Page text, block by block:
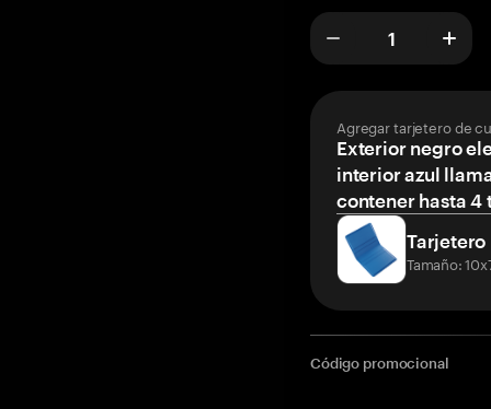
Agregar tarjetero de
Exterior negro
interior azul
contener hasta 4
Tarjetero
Tamaño:
Código promocional